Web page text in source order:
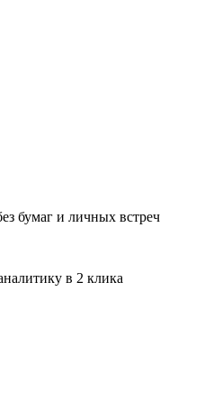
бумаг и личных встреч
в 2 клика